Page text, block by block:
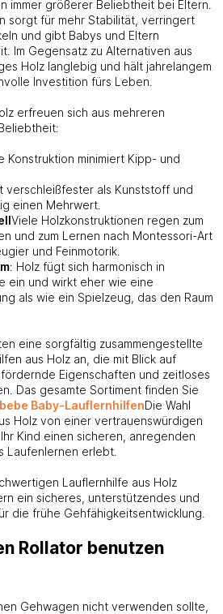
immer größerer Beliebtheit bei Eltern.
sorgt für mehr Stabilität, verringert
und gibt Babys und Eltern
Im Gegensatz zu Alternativen aus
Holz langlebig und hält jahrelangem
Investition fürs Leben.
erfreuen sich aus mehreren
Konstruktion minimiert Kipp- und
verschleißfester als Kunststoff und
einen Mehrwert.
Viele Holzkonstruktionen regen zum
und zum Lernen nach Montessori-Art
und Feinmotorik.
: Holz fügt sich harmonisch in
ein und wirkt eher wie eine
als wie ein Spielzeug, das den Raum
eine sorgfältig zusammengestellte
aus Holz an, die mit Blick auf
Eigenschaften und zeitloses
Das gesamte Sortiment finden Sie
Baby-LauflernhilfenDie Wahl
Holz von einer vertrauenswürdigen
Kind einen sicheren, anregenden
Laufenlernen erlebt.
Lauflernhilfe aus Holz
ein sicheres, unterstützendes und
die frühe Gehfähigkeitsentwicklung.
Rollator benutzen
Gehwagen nicht verwenden sollte,